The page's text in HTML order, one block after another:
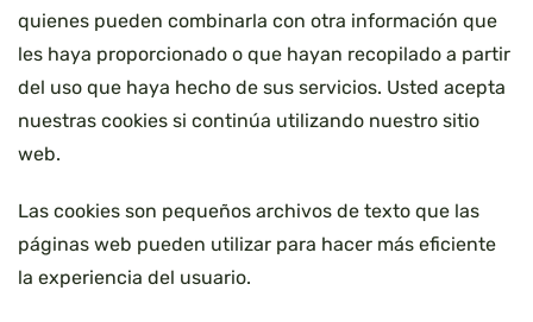
quienes pueden combinarla con otra información que
les haya proporcionado o que hayan recopilado a partir
del uso que haya hecho de sus servicios. Usted acepta
nuestras cookies si continúa utilizando nuestro sitio
web.
Las cookies son pequeños archivos de texto que las
páginas web pueden utilizar para hacer más eficiente
la experiencia del usuario.